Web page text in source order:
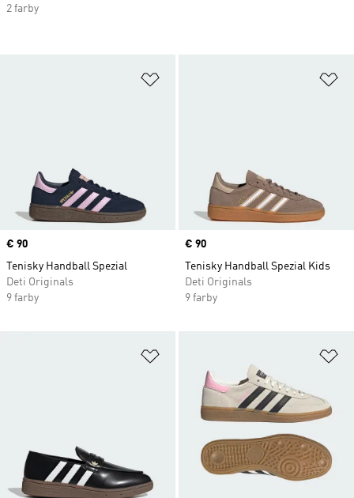
Pridať do zoznamu želaných
Price
€ 90
Tenisky Handball Spezial
Deti Originals
9 farby
Price
€ 90
Tenisky Handball Spezial Kids
Deti Originals
9 farby
Pridať do zoznamu želaných
2 farby